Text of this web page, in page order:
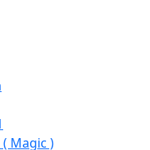
Magic )